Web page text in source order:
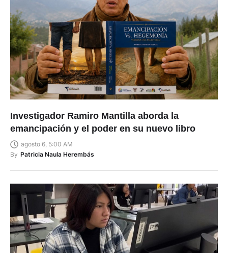
Investigador Ramiro Mantilla aborda la
emancipación y el poder en su nuevo libro
agosto 6, 5:00 AM
By Patricia Naula Herembás